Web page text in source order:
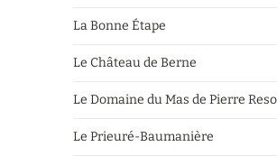
La Bonne Étape
Le Château de Berne
Le Domaine du Mas de Pierre
Le Prieuré-Baumanière